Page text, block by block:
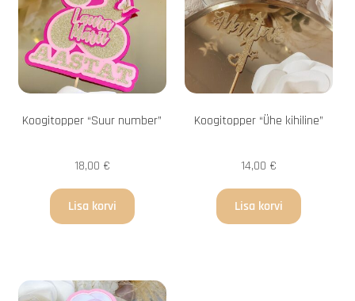
Koogitopper “Suur number”
18,00 €
Lisa korvi
Koogitopper “Ühe kihiline”
14,00 €
Lisa korvi